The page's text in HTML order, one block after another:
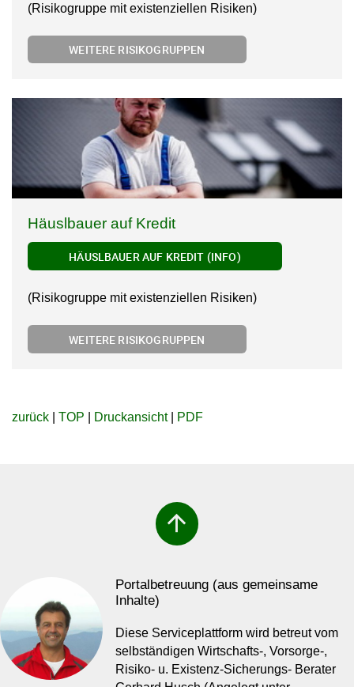
(Risikogruppe mit existenziellen Risiken)
WEITERE RISIKOGRUPPEN
Häuslbauer auf Kredit
HÄUSLBAUER AUF KREDIT (INFO)
(Risikogruppe mit existenziellen Risiken)
WEITERE RISIKOGRUPPEN
zurück TOP Druckansicht| PDF
arrow_upward
Portalbetreuung (aus gemeinsame
Inhalte)
Diese Serviceplattform wird betreut vom
selbständigen Wirtschafts-, Vorsorge-,
Risiko- u. Existenz-Sicherungs- Berater